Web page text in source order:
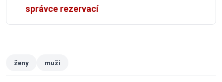
správce rezervací
ženy muži